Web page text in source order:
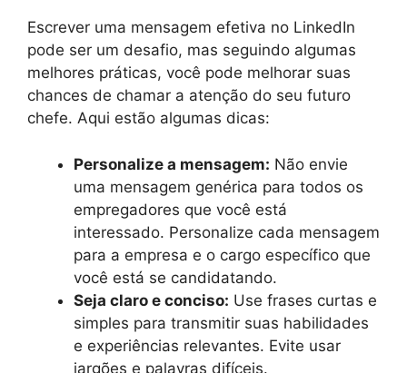
Escrever uma mensagem efetiva no LinkedIn
pode ser um desafio, mas seguindo algumas
melhores práticas, você pode melhorar suas
chances de chamar a atenção do seu futuro
chefe. Aqui estão algumas dicas:
Personalize a mensagem: Não envie
uma mensagem genérica para todos os
empregadores que você está
interessado. Personalize cada mensagem
para a empresa e o cargo específico que
você está se candidatando.
Seja claro e conciso: Use frases curtas e
simples para transmitir suas habilidades
e experiências relevantes. Evite usar
jargões e palavras difíceis.